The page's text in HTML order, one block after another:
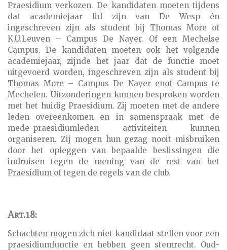
Praesidium verkozen. De kandidaten moeten tijdens
dat academiejaar lid zijn van De Wesp én
ingeschreven zijn als student bij Thomas More of
K.U.Leuven – Campus De Nayer. Of een Mechelse
Campus. De kandidaten moeten ook het volgende
academiejaar, zijnde het jaar dat de functie moet
uitgevoerd worden, ingeschreven zijn als student bij
Thomas More – Campus De Nayer enof Campus te
Mechelen. Uitzonderingen kunnen besproken worden
met het huidig Praesidium. Zij moeten met de andere
leden overeenkomen en in samenspraak met de
mede-praesidiumleden activiteiten kunnen
organiseren. Zij mogen hun gezag nooit misbruiken
door het opleggen van bepaalde beslissingen die
indruisen tegen de mening van de rest van het
Praesidium of tegen de regels van de club.
Art.18:
Schachten mogen zich niet kandidaat stellen voor een
praesidiumfunctie en hebben geen stemrecht. Oud-